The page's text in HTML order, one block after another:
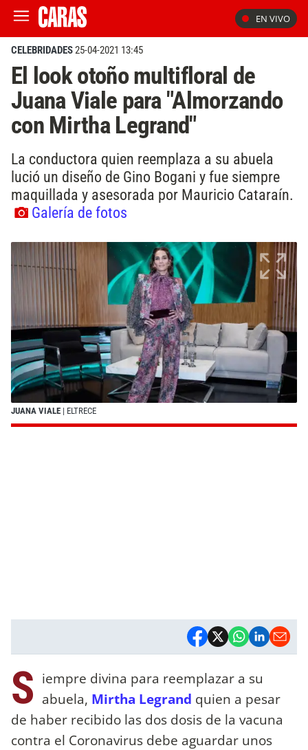
EN VIVO
CELEBRIDADES25-04-2021 13:45
El look otoño multifloral de
Juana Viale para "Almorzando
con Mirtha Legrand"
La conductora quien reemplaza a su abuela
lució un diseño de Gino Bogani y fue siempre
maquillada y asesorada por Mauricio Cataraín.
Galería de fotos
JUANA VIALE | ELTRECE
S iempre divina para reemplazar a su
abuela, Mirtha Legrand quien a pesar
de haber recibido las dos dosis de la vacuna
contra el Coronavirus debe aguardar unos